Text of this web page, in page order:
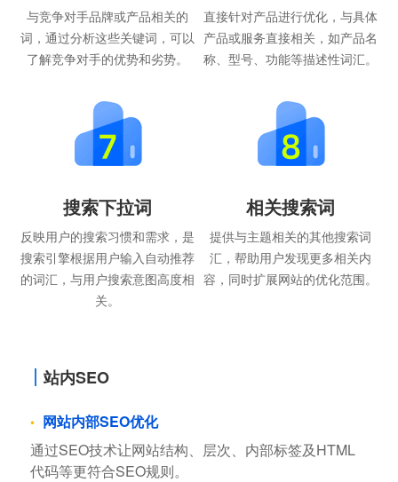
与竞争对手品牌或产品相关的
词，通过分析这些关键词，可以
了解竞争对手的优势和劣势。
直接针对产品进行优化，与具体
产品或服务直接相关，如产品名
称、型号、功能等描述性词汇。
搜索下拉词
反映用户的搜索习惯和需求，是
搜索引擎根据用户输入自动推荐
的词汇，与用户搜索意图高度相
关。
相关搜索词
提供与主题相关的其他搜索词
汇，帮助用户发现更多相关内
容，同时扩展网站的优化范围。
站内SEO
网站内部SEO优化
通过SEO技术让网站结构、层次、内部标签及HTML
代码等更符合SEO规则。